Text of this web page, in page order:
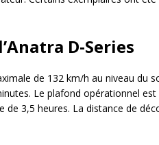
D-Series
de 132 km/h au niveau du
Le plafond opérationnel
3,5 heures. La distance de